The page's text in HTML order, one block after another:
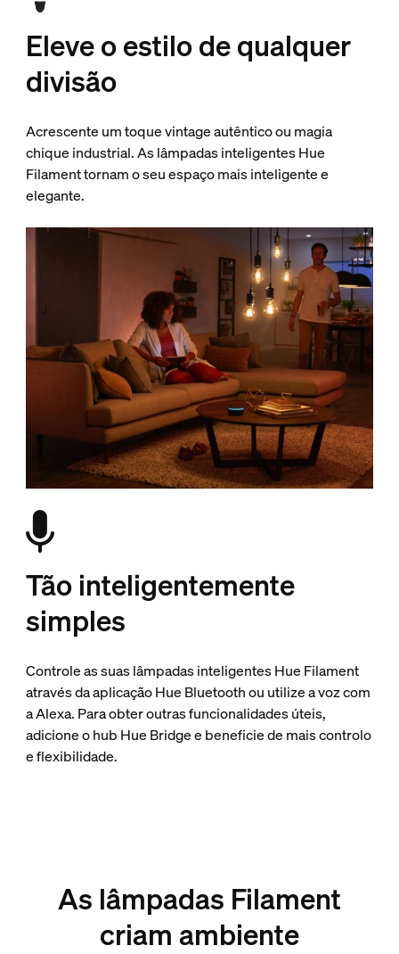
Eleve o estilo de qualquer
divisão
Acrescente um toque vintage autêntico ou magia
chique industrial. As lâmpadas inteligentes Hue
Filament tornam o seu espaço mais inteligente e
elegante.
Tão inteligentemente
simples
Controle as suas lâmpadas inteligentes Hue Filament
através da aplicação Hue Bluetooth ou utilize a voz com
a Alexa. Para obter outras funcionalidades úteis,
adicione o hub Hue Bridge e beneficie de mais controlo
e flexibilidade.
As lâmpadas Filament
criam ambiente